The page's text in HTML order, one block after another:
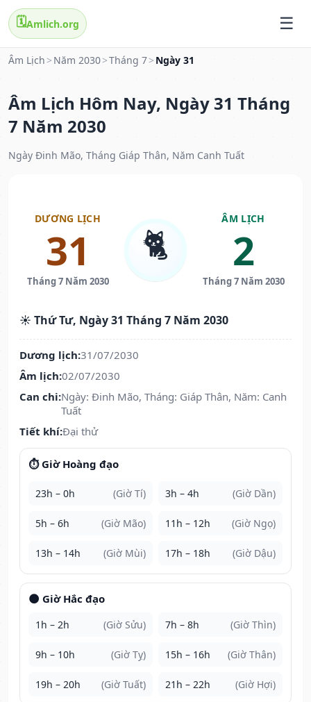
🗓️Amlich.org
Âm Lịch > Năm 2030>Tháng 7> Ngày 31
Âm Lịch Hôm Nay, Ngày 31 Tháng
7 Năm 2030
Ngày Đinh Mão, Tháng Giáp Thân, Năm Canh Tuất
DƯƠNG LỊCH
31
Tháng 7 Năm 2030
🐈
ÂM LỊCH
2
Tháng 7 Năm 2030
☀️ Thứ Tư, Ngày 31 Tháng 7 Năm 2030
Dương lịch:31/07/2030
Âm lịch:02/07/2030
Can chi:Ngày: Đinh Mão, Tháng: Giáp Thân, Năm: Canh
Tuất
Tiết khí:Đại thử
⏱️ Giờ Hoàng đạo
23h – 0h (Giờ Tí) 3h – 4h (Giờ Dần)
5h – 6h (Giờ Mão) 11h – 12h (Giờ Ngọ)
13h – 14h (Giờ Mùi) 17h – 18h (Giờ Dậu)
🌑 Giờ Hắc đạo
1h – 2h (Giờ Sửu) 7h – 8h (Giờ Thìn)
9h – 10h (Giờ Tỵ) 15h – 16h (Giờ Thân)
19h – 20h (Giờ Tuất) 21h – 22h (Giờ Hợi)